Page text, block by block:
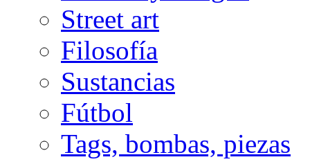
Street art
Filosofía
Sustancias
Fútbol
Tags, bombas, piezas